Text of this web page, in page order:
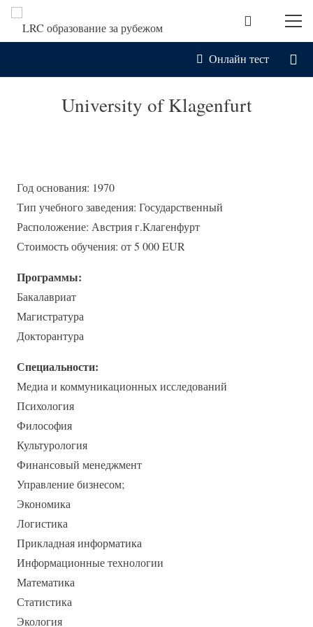
Онлайн тест
University of Klagenfurt
Год основания: 1970
Тип учебного заведения: Государственный
Расположение: Австрия г.Клагенфурт
Стоимость обучения: от 5 000 EUR
Программы:
Бакалавриат
Магистратура
Докторантура
Специальности:
Медиа и коммуникационных исследований
Психология
Философия
Культурология
Финансовый менеджмент
Управление бизнесом;
Экономика
Логистика
Прикладная информатика
Информационные технологии
Математика
Статистика
Экология